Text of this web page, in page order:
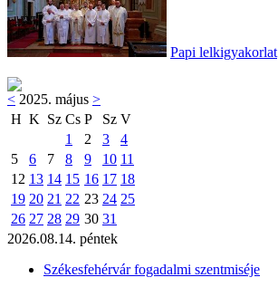
Papi lelkigyakorlat
< 2025. május >
H K Sz Cs P Sz V
1
2 3
4
5
6 7 8 9 10 11
12 13 14 15 16 17 18
19 20 21 22 23 24 25
26 27 28 29 30 31
2026.08.14. péntek
Székesfehérvár fogadalmi szentmiséje